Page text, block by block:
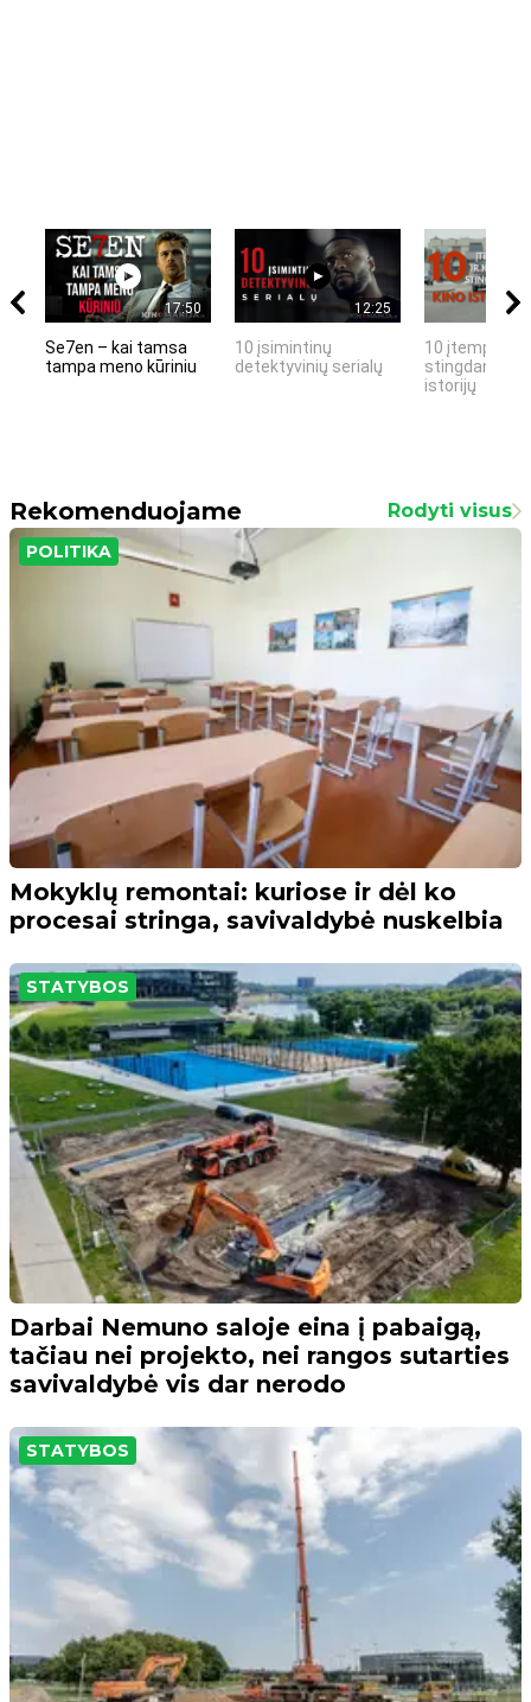
17:50
Se7en – kai tamsa
tampa meno kūriniu
12:25
10 įsimintinų
detektyvinių serialų
10 įtemptų,
stingdančių
istorijų
Rekomenduojame Rodyti visus
POLITIKA
Mokyklų remontai: kuriose ir dėl ko
procesai stringa, savivaldybė nuskelbia
STATYBOS
Darbai Nemuno saloje eina į pabaigą,
tačiau nei projekto, nei rangos sutarties
savivaldybė vis dar nerodo
STATYBOS